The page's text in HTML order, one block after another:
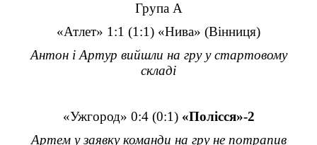
Група A
«Атлет» 1:1 (1:1) «Нива» (Вінниця)
Антон і Артур вийшли на гру у стартовому
складі
«Ужгород» 0:4 (0:1) «Полісся»-2
Артем у заявку команди на гру не потрапив